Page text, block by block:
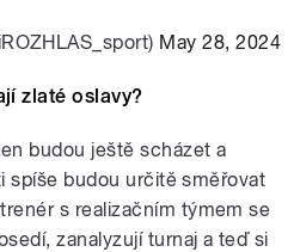
May 28, 2024
zlaté oslavy?
budou ještě scházet a
spíše budou určitě směřovat
s realizačním týmem se
zanalyzují turnaj a teď si